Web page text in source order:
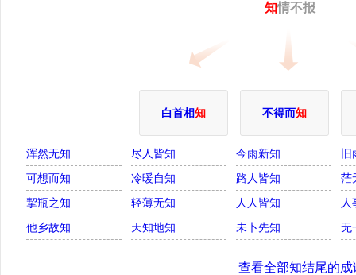
知情不报
白首相知 不得而知
浑然无知 尽人皆知 今雨新知
可想而知
冷暖自知 路人皆知
茫
挈瓶之知
轻薄无知 人人皆知
人
他乡故知
天知地知 未卜先知 无
查看全部知结尾的成